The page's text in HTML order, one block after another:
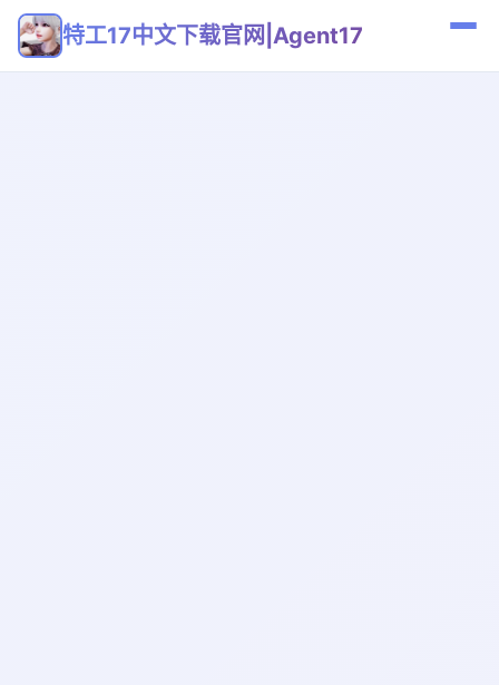
特工17中文下载官网|Agent17